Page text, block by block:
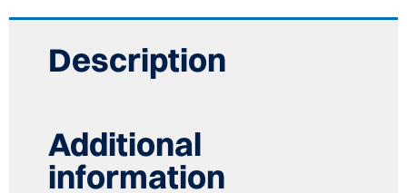
Description
Additional
information